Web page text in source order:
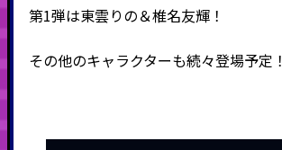
第1弾は東雲りの＆椎名友輝！
その他のキャラクターも続々登場予定！